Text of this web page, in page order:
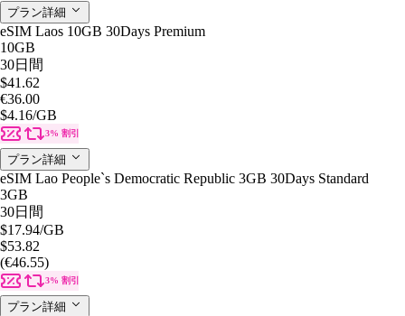
プラン詳細
eSIM Laos 10GB 30Days Premium
10GB
30日間
$41.62
€36.00
$4.16/GB
3% 割引
プラン詳細
eSIM Lao People`s Democratic Republic 3GB 30Days Standard
3GB
30日間
$17.94/GB
$53.82
(€46.55)
3% 割引
プラン詳細